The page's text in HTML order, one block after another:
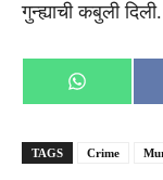
गुन्ह्याची कबुली दिली.
Share
on
WhatsApp
TAGS Crime